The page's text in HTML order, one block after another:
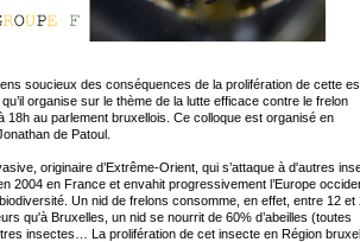
soucieux des conséquences de la prolifération de cette
organise sur le thème de la lutte efficace contre le frelon
18h au parlement bruxellois. Ce colloque est organisé en
de Patoul.
originaire d’Extrême-Orient, qui s’attaque à d'autres
2004 en France et envahit progressivement l’Europe
Un nid de frelons consomme, en effet, entre 12 et
qu'à Bruxelles, un nid se nourrit de 60% d’abeilles (toutes
insectes… La prolifération de cet insecte en Région